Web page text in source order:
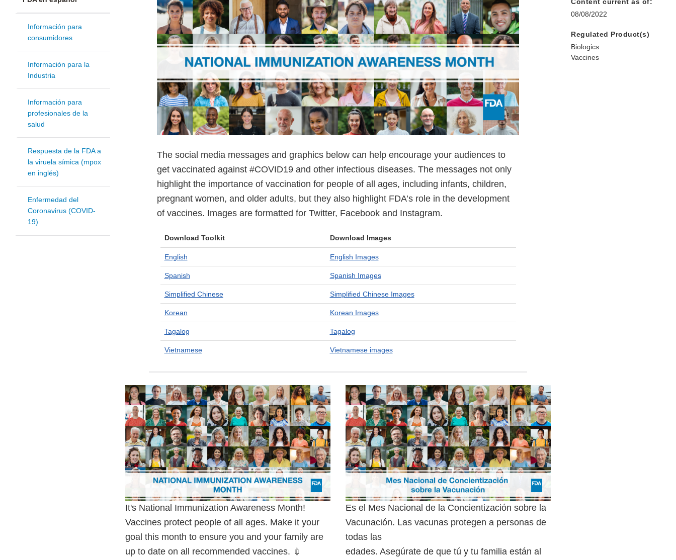
Información para
consumidores
Información para la
Industria
Información para
profesionales de la
salud
Respuesta de la FDA a
la viruela símica (mpox
en inglés)
Enfermedad del
Coronavirus (COVID-
19)
The social media messages and graphics below can help encourage your audiences to
get vaccinated against #COVID19 and other infectious diseases. The messages not only
highlight the importance of vaccination for people of all ages, including infants, children,
pregnant women, and older adults, but they also highlight FDA’s role in the development
of vaccines. Images are formatted for Twitter, Facebook and Instagram.
Download Toolkit Download Images
English English Images
Spanish Spanish Images
Simplified Chinese Simplified Chinese Images
Korean Korean Images
Tagalog Tagalog
Vietnamese Vietnamese images
It's National Immunization Awareness Month!
Vaccines protect people of all ages. Make it your
goal this month to ensure you and your family are
up to date on all recommended vaccines. 💉
Es el Mes Nacional de la Concientización sobre la
Vacunación. Las vacunas protegen a personas de
todas las
edades. Asegúrate de que tú y tu familia están al
Content current as of:
08/08/2022
Regulated Product(s)
Biologics
Vaccines